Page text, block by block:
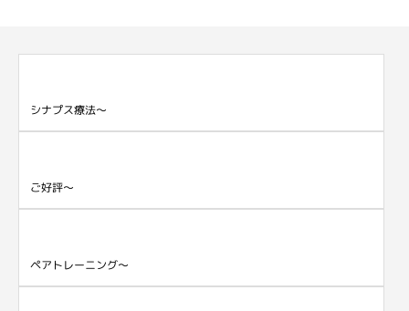
シナプス療法～
ご好評～
ペアトレーニング～